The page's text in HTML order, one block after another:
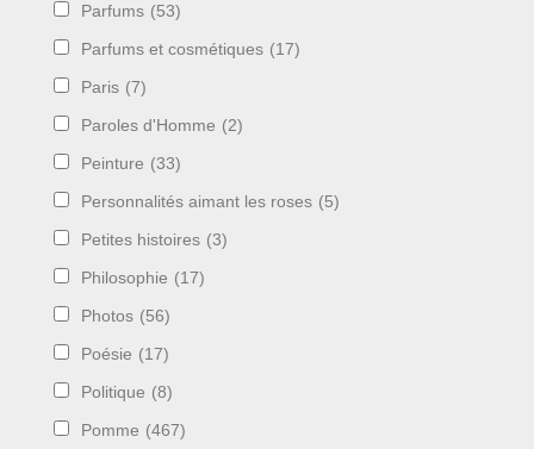
Parfums (53)
Parfums et cosmétiques (17)
Paris (7)
Paroles d'Homme (2)
Peinture (33)
Personnalités aimant les roses (5)
Petites histoires (3)
Philosophie (17)
Photos (56)
Poésie (17)
Politique (8)
Pomme (467)